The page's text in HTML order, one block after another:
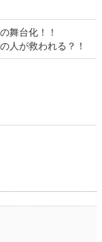
舞台化！！
人が救われる？！